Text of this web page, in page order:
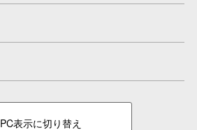
PC表示に切り替え